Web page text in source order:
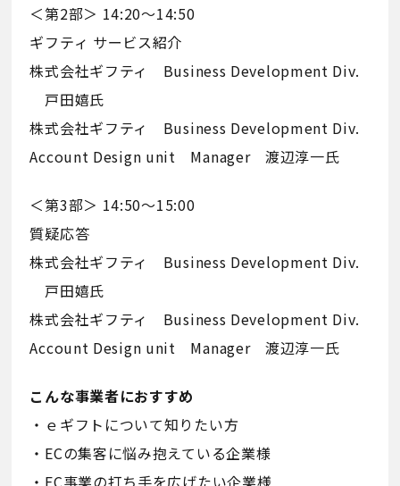
＜第2部＞ 14:20〜14:50
ギフティ サービス紹介
株式会社ギフティ Business Development Div.
戸田嬉氏
株式会社ギフティ Business Development Div.
Account Design unit Manager 渡辺淳一氏
＜第3部＞ 14:50〜15:00
質疑応答
株式会社ギフティ Business Development Div.
戸田嬉氏
株式会社ギフティ Business Development Div.
Account Design unit Manager 渡辺淳一氏
こんな事業者におすすめ
・ｅギフトについて知りたい方
・ECの集客に悩み抱えている企業様
・EC事業の打ち手を広げたい企業様